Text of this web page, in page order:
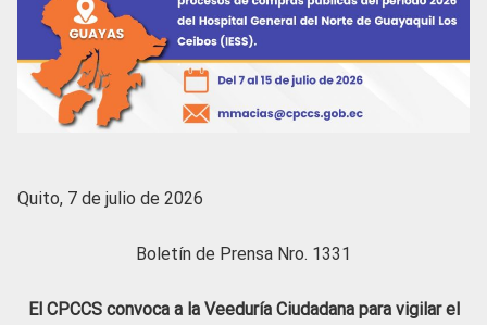
Quito, 7 de julio de 2026
Boletín de Prensa Nro. 1331
El CPCCS convoca a la Veeduría Ciudadana para vigilar el